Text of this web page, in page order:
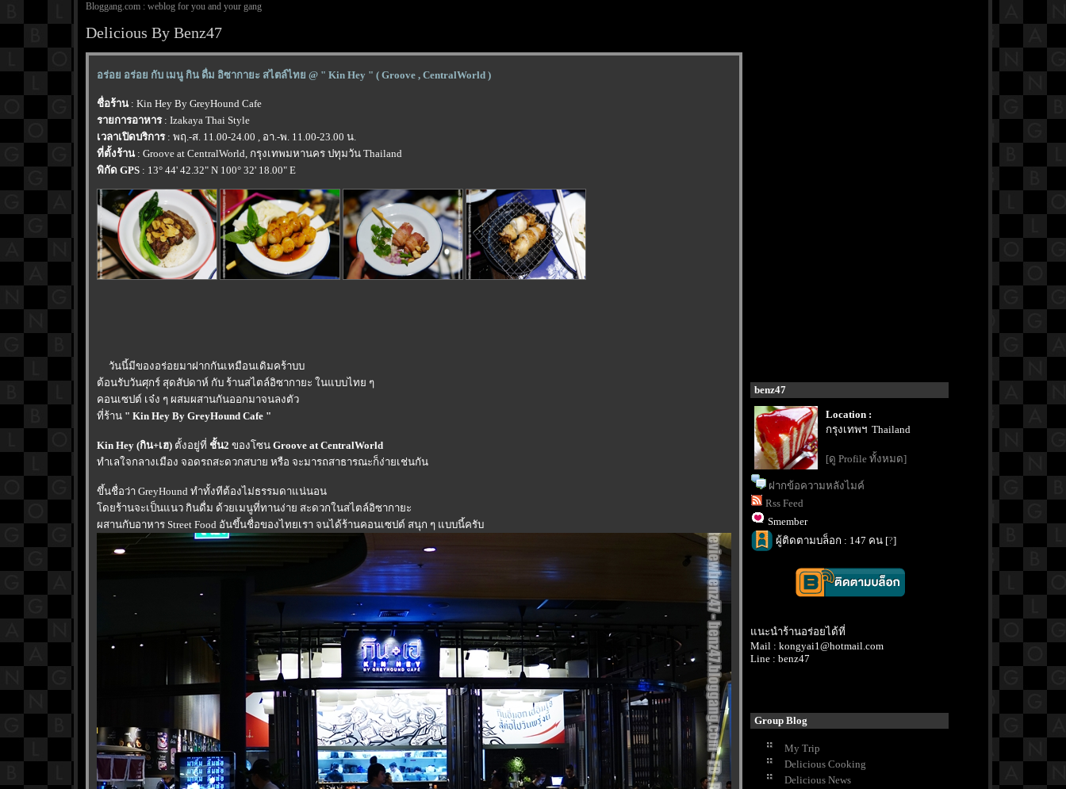
Bloggang.com : weblog for you and your gang
Delicious By Benz47
อร่อย อร่อย กับ เมนู กิน ดื่ม อิซากายะ สไตล์ไทย @ " Kin Hey " ( Groove , CentralWorld )
ชื่อร้าน: Kin Hey By GreyHound Cafe
รายการอาหาร: Izakaya Thai Style
เวลาเปิดบริการ: พฤ.-ส. 11.00-24.00 , อา.-พ. 11.00-23.00 น.
ที่ตั้งร้าน: Groove at CentralWorld, กรุงเทพมหานคร ปทุมวัน Thailand
พิกัด GPS : 13° 44' 42.32" N 100° 32' 18.00" E
วันนี้มีของอร่อยมาฝากกันเหมือนเดิมคร้าบบ
ต้อนรับวันศุกร์ สุดสัปดาห์ กับ ร้านสไตล์อิซากายะ ในแบบไทย ๆ
คอนเซปต์ เจ๋ง ๆ ผสมผสานกันออกมาจนลงตัว
ที่ร้าน " Kin Hey By GreyHound Cafe "
Kin Hey (กิน+เฮ) ตั้งอยู่ที่ ชั้น2 ของโซน Groove at CentralWorld
ทำเลใจกลางเมือง จอดรถสะดวกสบาย หรือ จะมารถสาธารณะก็ง่ายเช่นกัน
ขึ้นชื่อว่า GreyHound ทำทั้งทีต้องไม่ธรรมดาแน่นอน
ดยร้านจะเป็นแนว กินดื่ม ด้วยเมนูที่ทานง่าย สะดวกในสไตล์อิซากายะ
ผสานกับอาหาร Street Food อันขึ้นชื่อของไทยเรา จนได้ร้านคอนเซปต์ สนุก ๆ แบบนี้ครับ
benz47
Location :
กรุงเทพฯ Thailand
[ดู Profile ทั้งหมด]
ฝากข้อความหลังไมค์
Rss Feed
Smember
ผู้ติดตามบล็อก : 147 คน [?]
นะนำร้านอร่อยได้ที่
Mail : kongyai1@hotmail.com
Line : benz47
Group Blog
My Trip
Delicious Cooking
Delicious News